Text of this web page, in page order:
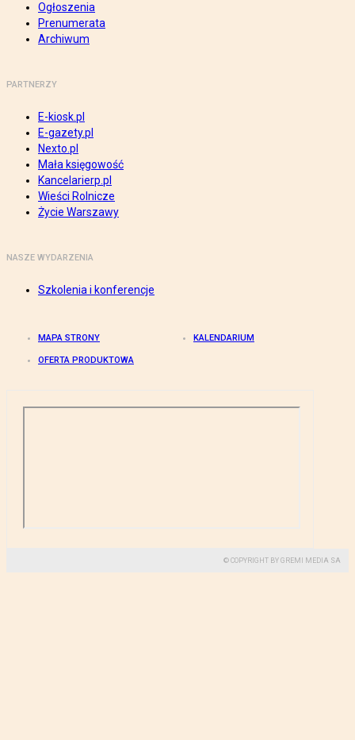
Ogłoszenia
Prenumerata
Archiwum
PARTNERZY
E-kiosk.pl
E-gazety.pl
Nexto.pl
Mała księgowość
Kancelarierp.pl
Wieści Rolnicze
Życie Warszawy
NASZE WYDARZENIA
Szkolenia i konferencje
MAPA STRONY KALENDARIUM
OFERTA PRODUKTOWA
© COPYRIGHT BY GREMI MEDIA SA